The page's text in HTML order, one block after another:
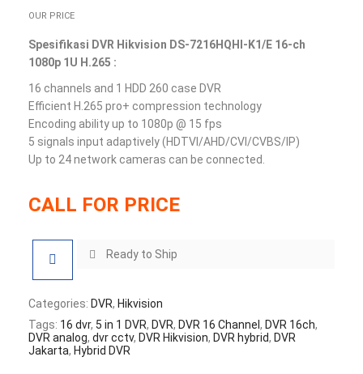
OUR PRICE
Spesifikasi DVR Hikvision DS-7216HQHI-K1/E 16-ch
1080p 1U H.265 :
16 channels and 1 HDD 260 case DVR
Efficient H.265 pro+ compression technology
Encoding ability up to 1080p @ 15 fps
5 signals input adaptively (HDTVI/AHD/CVI/CVBS/IP)
Up to 24 network cameras can be connected.
CALL FOR PRICE
Ready to Ship
Categories: DVR, Hikvision
Tags: 16 dvr, 5 in 1 DVR, DVR, DVR 16 Channel , DVR 16ch,
DVR analog, dvr cctv, DVR Hikvision, DVR hybrid, DVR
Jakarta, Hybrid DVR